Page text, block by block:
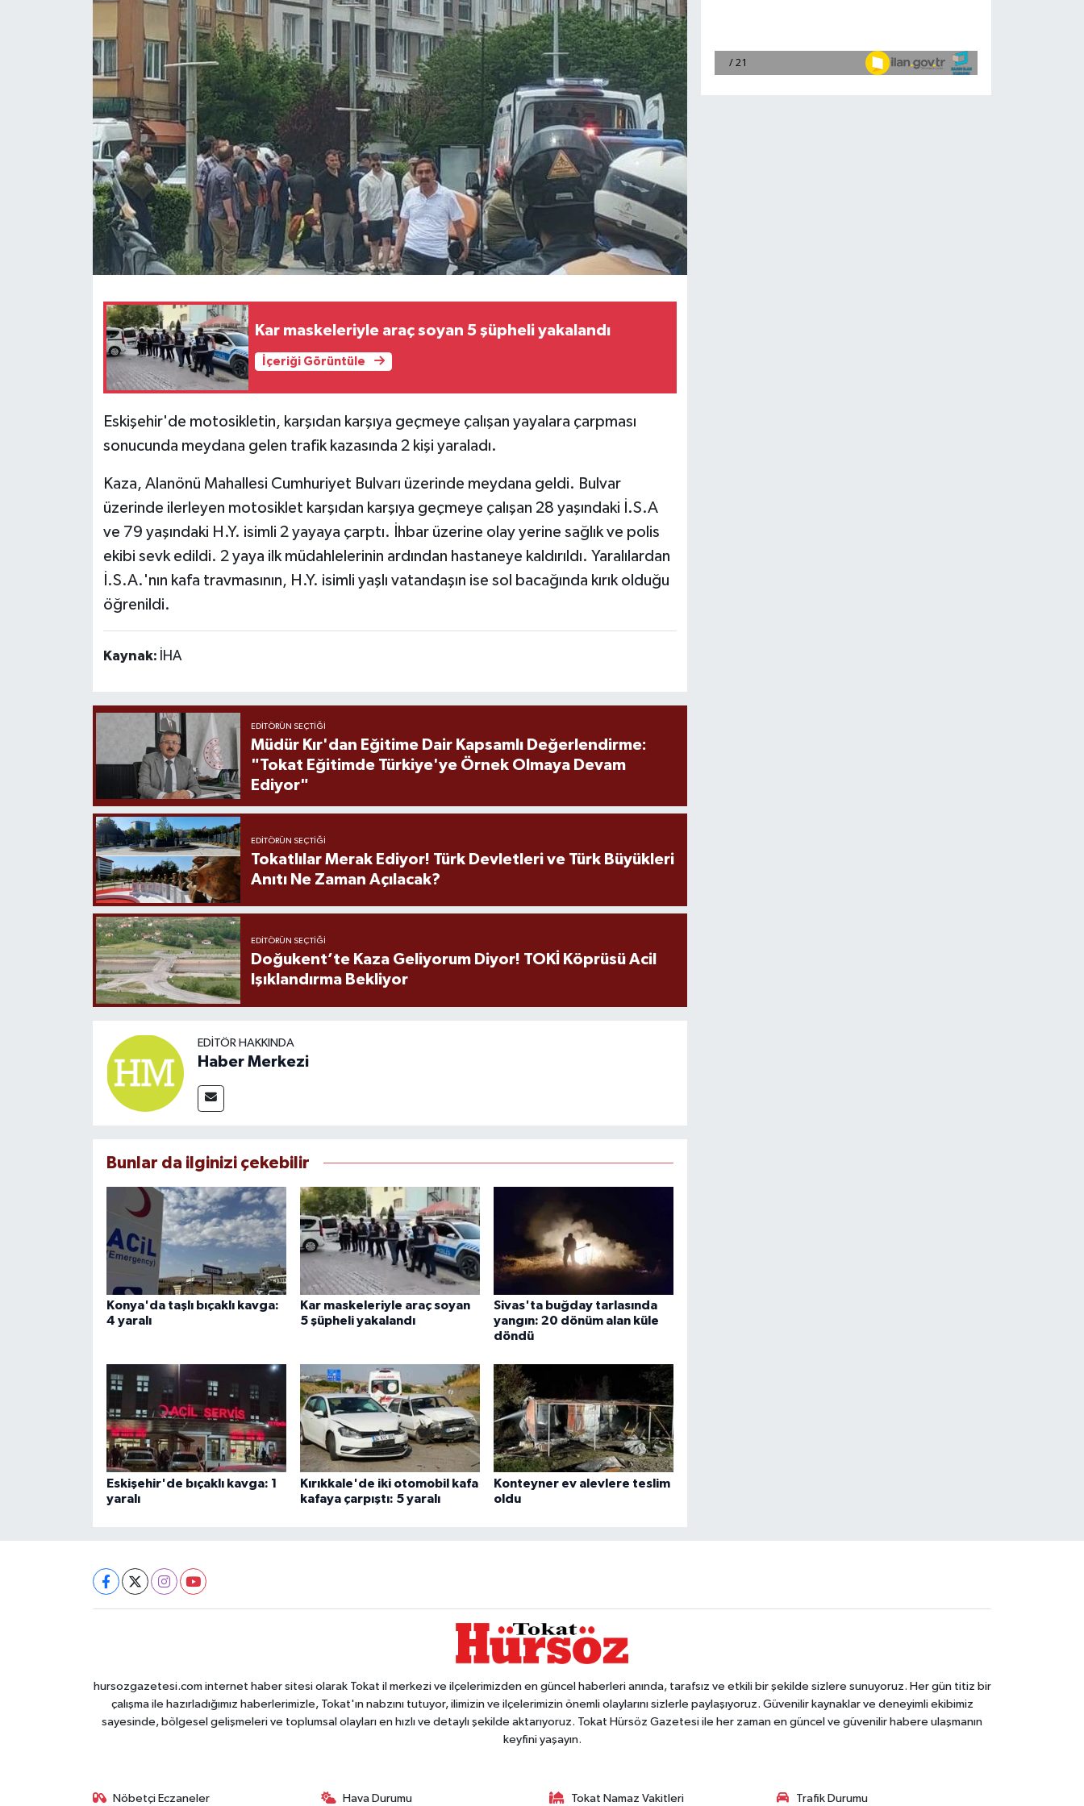
Kar maskeleriyle araç soyan 5 şüpheli yakalandı
İçeriği Görüntüle
Eskişehir'de motosikletin, karşıdan karşıya geçmeye çalışan yayalara çarpması
sonucunda meydana gelen trafik kazasında 2 kişi yaraladı.
Kaza, Alanönü Mahallesi Cumhuriyet Bulvarı üzerinde meydana geldi. Bulvar
üzerinde ilerleyen motosiklet karşıdan karşıya geçmeye çalışan 28 yaşındaki İ.S.A
ve 79 yaşındaki H.Y. isimli 2 yayaya çarptı. İhbar üzerine olay yerine sağlık ve polis
ekibi sevk edildi. 2 yaya ilk müdahlelerinin ardından hastaneye kaldırıldı. Yaralılardan
İ.S.A.'nın kafa travmasının, H.Y. isimli yaşlı vatandaşın ise sol bacağında kırık olduğu
öğrenildi.
Kaynak: İHA
EDITÖRÜN SEÇTIĞI
Müdür Kır'dan Eğitime Dair Kapsamlı Değerlendirme:
"Tokat Eğitimde Türkiye'ye Örnek Olmaya Devam
Ediyor"
EDITÖRÜN SEÇTIĞI
Tokatlılar Merak Ediyor! Türk Devletleri ve Türk Büyükleri
Anıtı Ne Zaman Açılacak?
EDITÖRÜN SEÇTIĞI
Doğukent’te Kaza Geliyorum Diyor! TOKİ Köprüsü Acil
Işıklandırma Bekliyor
EDITÖR HAKKINDA
Haber Merkezi
Bunlar da ilginizi çekebilir
Konya'da taşlı bıçaklı kavga:
4 yaralı
Kar maskeleriyle araç soyan
5 şüpheli yakalandı
Sivas'ta buğday tarlasında
yangın: 20 dönüm alan küle
döndü
Eskişehir'de bıçaklı kavga: 1
yaralı
Kırıkkale'de iki otomobil kafa
kafaya çarpıştı: 5 yaralı
Konteyner ev alevlere teslim
oldu
hursozgazetesi.com internet haber sitesi olarak Tokat il merkezi ve ilçelerimizden en güncel haberleri anında, tarafsız ve etkili bir şekilde sizlere sunuyoruz. Her gün titiz bir
çalışma ile hazırladığımız haberlerimizle, Tokat'ın nabzını tutuyor, ilimizin ve ilçelerimizin önemli olaylarını sizlerle paylaşıyoruz. Güvenilir kaynaklar ve deneyimli ekibimiz
sayesinde, bölgesel gelişmeleri ve toplumsal olayları en hızlı ve detaylı şekilde aktarıyoruz. Tokat Hürsöz Gazetesi ile her zaman en güncel ve güvenilir habere ulaşmanın
keyfini yaşayın.
Nöbetçi Eczaneler Hava Durumu Tokat Namaz Vakitleri Trafik Durumu
Tokat Haber